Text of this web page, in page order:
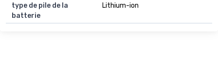
type de pile de la
batterie
Lithium-ion